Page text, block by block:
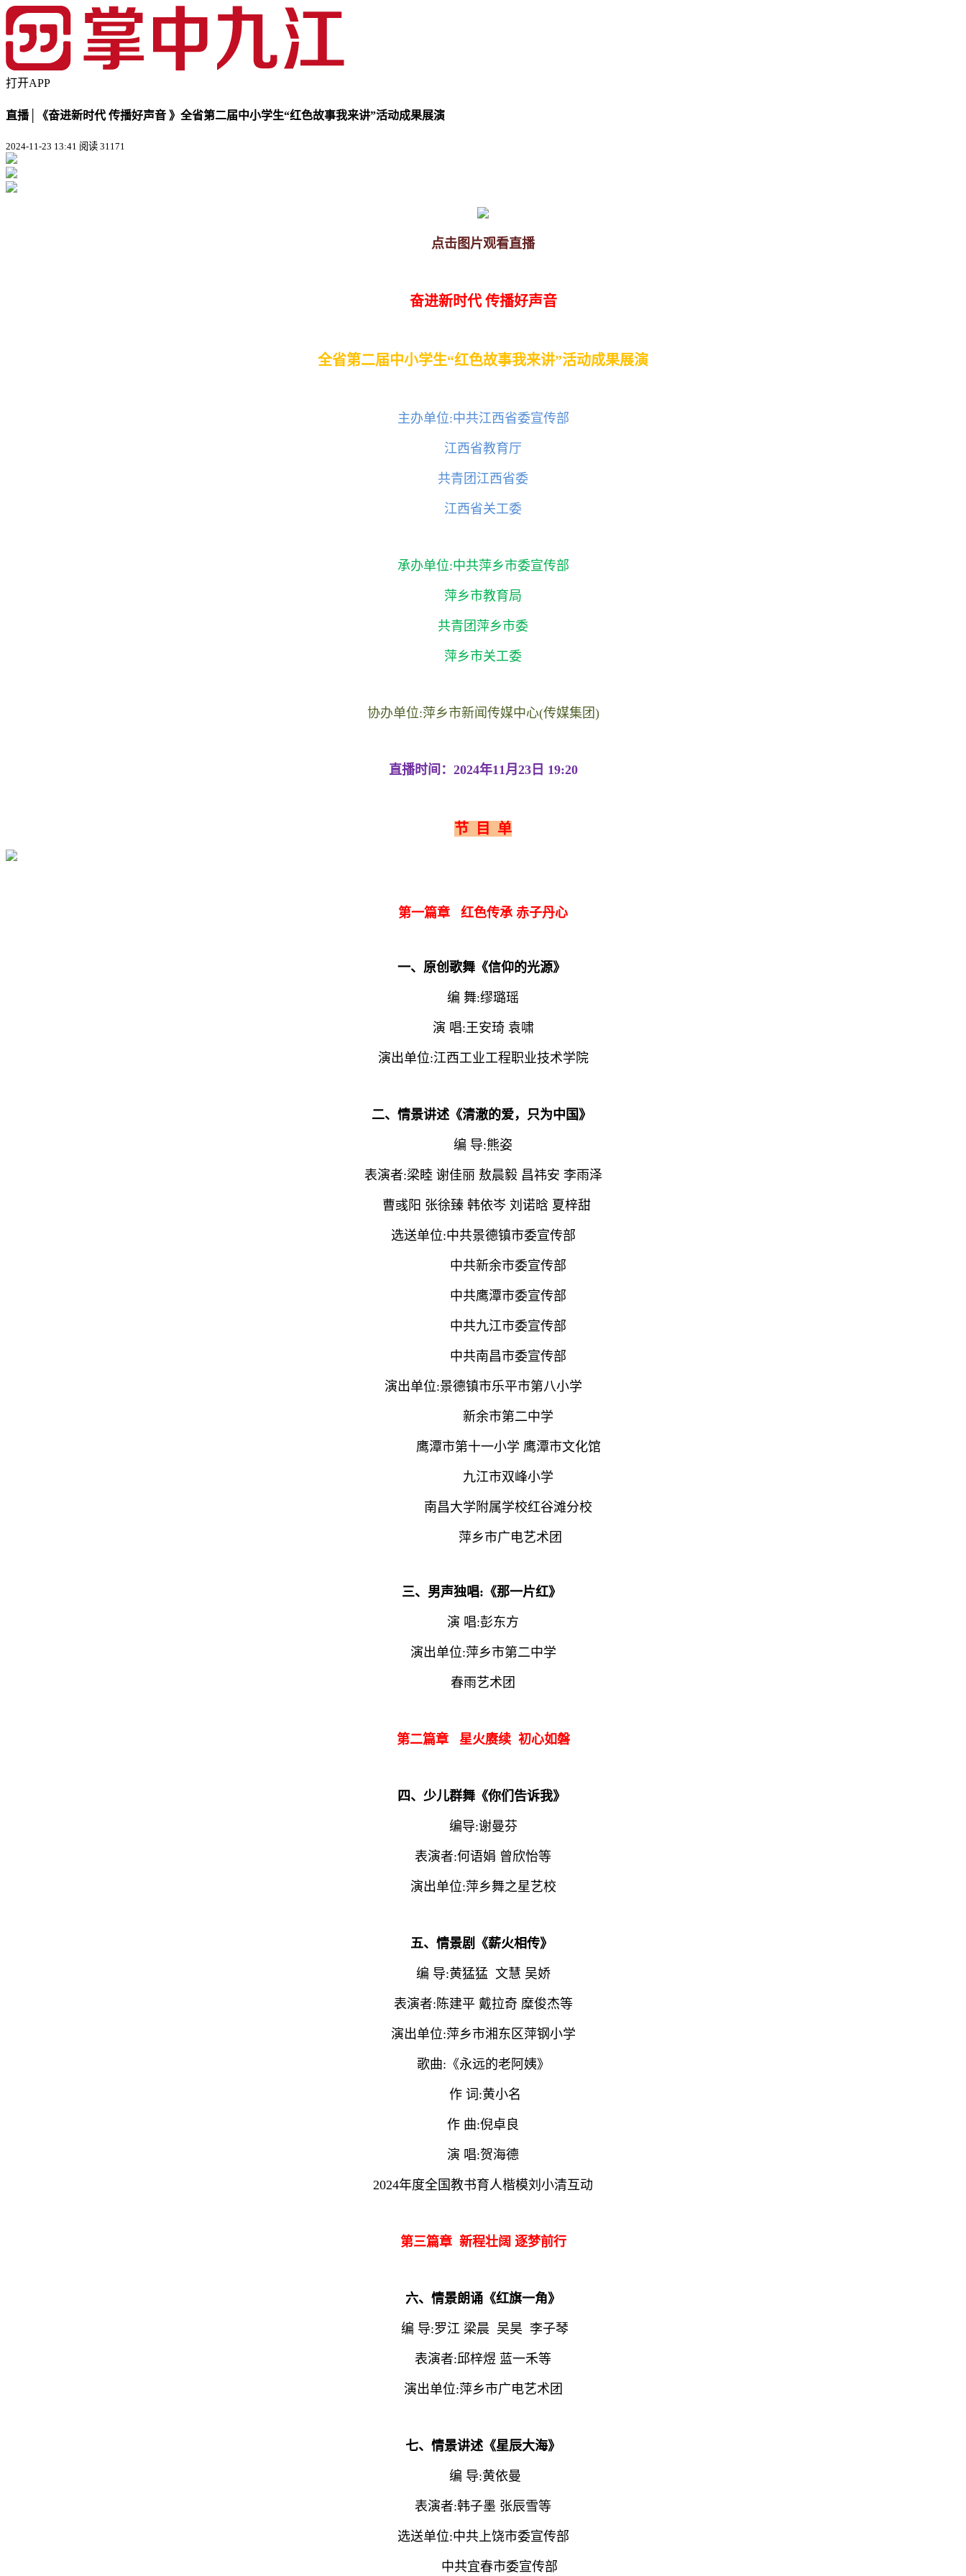
打开APP
直播│《奋进新时代 传播好声音 》全省第二届中小学生“红色故事我来讲”活动成果展演
2024-11-23 13:41 阅读 31171
点击图片观看直播
奋进新时代 传播好声音
全省第二届中小学生“红色故事我来讲”活动成果展演
主办单位:中共江西省委宣传部
江西省教育厅
共青团江西省委
江西省关工委
承办单位:中共萍乡市委宣传部
萍乡市教育局
共青团萍乡市委
萍乡市关工委
协办单位:萍乡市新闻传媒中心(传媒集团)
直播时间：2024年11月23日 19:20
节 目 单
第一篇章 红色传承 赤子丹心
一、原创歌舞《信仰的光源》
编 舞:缪璐瑶
演 唱:王安琦 袁啸
演出单位:江西工业工程职业技术学院
二、情景讲述《清澈的爱，只为中国》
编 导:熊姿
表演者:梁睦 谢佳丽 敖晨毅 昌祎安 李雨泽
曹彧阳 张徐臻 韩依岑 刘诺晗 夏梓甜
选送单位:中共景德镇市委宣传部
中共新余市委宣传部
中共鹰潭市委宣传部
中共九江市委宣传部
中共南昌市委宣传部
演出单位:景德镇市乐平市第八小学
新余市第二中学
鹰潭市第十一小学 鹰潭市文化馆
九江市双峰小学
南昌大学附属学校红谷滩分校
萍乡市广电艺术团
三、男声独唱:《那一片红》
演 唱:彭东方
演出单位:萍乡市第二中学
春雨艺术团
第二篇章 星火赓续 初心如磐
四、少儿群舞《你们告诉我》
编导:谢曼芬
表演者:何语娟 曾欣怡等
演出单位:萍乡舞之星艺校
五、情景剧《薪火相传》
编 导:黄猛猛 文慧 吴娇
表演者:陈建平 戴拉奇 糜俊杰等
演出单位:萍乡市湘东区萍钢小学
歌曲:《永远的老阿姨》
作 词:黄小名
作 曲:倪卓良
演 唱:贺海德
2024年度全国教书育人楷模刘小清互动
第三篇章 新程壮阔 逐梦前行
六、情景朗诵《红旗一角》
编 导:罗江 梁晨 吴昊 李子琴
表演者:邱梓煜 蓝一禾等
演出单位:萍乡市广电艺术团
七、情景讲述《星辰大海》
编 导:黄依曼
表演者:韩子墨 张辰雪等
选送单位:中共上饶市委宣传部
中共宜春市委宣传部